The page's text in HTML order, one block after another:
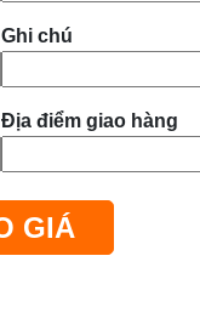
Ghi chú
Địa điểm giao hàng